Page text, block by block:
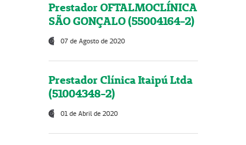
Prestador OFTALMOCLÍNICA
SÃO GONÇALO (55004164-2)
07 de Agosto de 2020
Prestador Clínica Itaipú Ltda
(51004348-2)
01 de Abril de 2020